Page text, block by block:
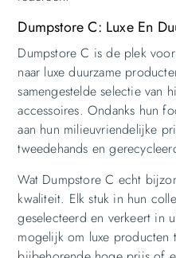
Dumpstore C: Luxe En
Dumpstore C is de plek
naar luxe duurzame
samengestelde selectie van
accessoires. Ondanks hun
aan hun milieuvriendelijke
tweedehands en
Wat Dumpstore C echt
kwaliteit. Elk stuk in hun
geselecteerd en verkeert in
mogelijk om luxe producten